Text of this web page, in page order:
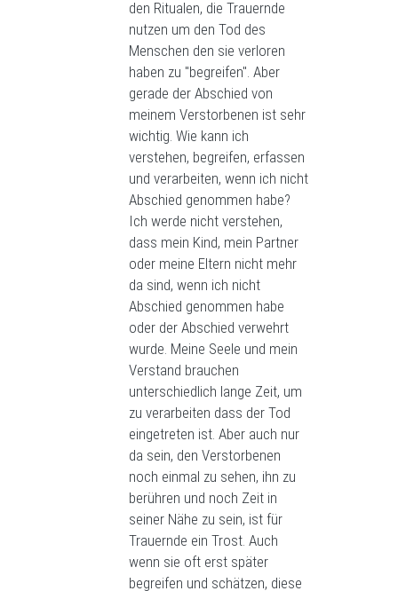
den Ritualen, die Trauernde
nutzen um den Tod des
Menschen den sie verloren
haben zu "begreifen". Aber
gerade der Abschied von
meinem Verstorbenen ist sehr
wichtig. Wie kann ich
verstehen, begreifen, erfassen
und verarbeiten, wenn ich nicht
Abschied genommen habe?
Ich werde nicht verstehen,
dass mein Kind, mein Partner
oder meine Eltern nicht mehr
da sind, wenn ich nicht
Abschied genommen habe
oder der Abschied verwehrt
wurde. Meine Seele und mein
Verstand brauchen
unterschiedlich lange Zeit, um
zu verarbeiten dass der Tod
eingetreten ist. Aber auch nur
da sein, den Verstorbenen
noch einmal zu sehen, ihn zu
berühren und noch Zeit in
seiner Nähe zu sein, ist für
Trauernde ein Trost. Auch
wenn sie oft erst später
begreifen und schätzen, diese